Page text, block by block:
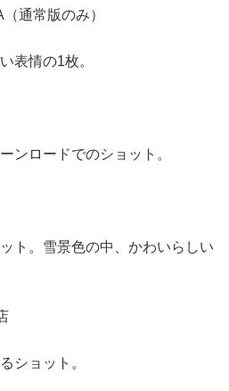
通常版のみ）
表情の1枚。
ンロードでのショット。
ト。雪景色の中、かわいらしい
ショット。